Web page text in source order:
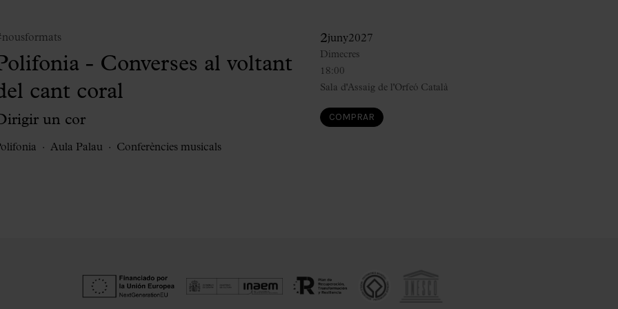
- Converses al voltant
cant coral
un cor
Aula Palau Conferències musicals
2juny2027
18:00
Dimecres
Sala d'Assaig de l'Orfeó Català
COMPRAR